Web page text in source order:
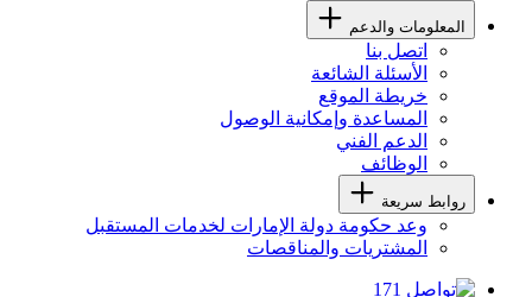
المعلومات والدعم
اتصل بنا
الأسئلة الشائعة
خريطة الموقع
المساعدة وإمكانية الوصول
الدعم الفني
الوظائف
روابط سريعة
وعد حكومة دولة الإمارات لخدمات المستقبل
المشتريات والمناقصات